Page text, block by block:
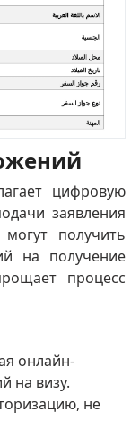
цифровую
заявления
получить
на получение
процесс
онлайн-
на визу.
не